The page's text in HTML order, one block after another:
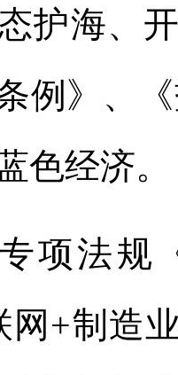
护海、
例》、
色经济。
项法规
网+制造